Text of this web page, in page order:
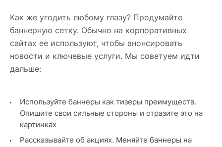
Как же угодить любому глазу? Продумайте
баннерную сетку. Обычно на корпоративных
сайтах ее используют, чтобы анонсировать
новости и ключевые услуги. Мы советуем идти
дальше:
Используйте баннеры как тизеры преимуществ.
Опишите свои сильные стороны и отразите это на
картинках
Рассказывайте об акциях. Меняйте баннеры на